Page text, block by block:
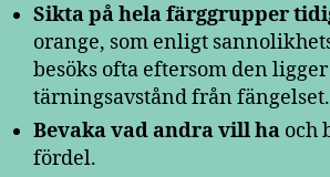
Sikta på hela färggrupper
orange, som enligt
besöks ofta eftersom den
tärningsavstånd från fängelset.
Bevaka vad andra vill ha och
fördel.